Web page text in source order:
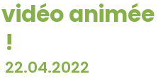
animée
!
22.04.2022